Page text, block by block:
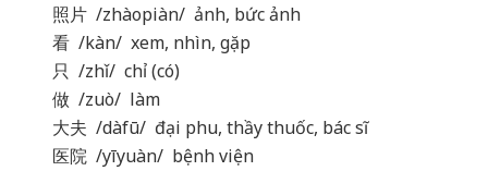
照片 /zhàopiàn/ ảnh, bức ảnh
看 /kàn/ xem, nhìn, gặp
只 /zhǐ/ chỉ (có)
做 /zuò/ làm
大夫 /dàfū/ đại phu, thầy thuốc, bác sĩ
医院 /yīyuàn/ bệnh viện